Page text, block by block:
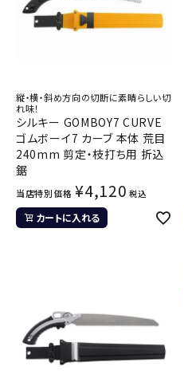
縦・横・斜め方向の切断に素晴らしい切
れ味！
シルキー GOMBOY7 CURVE
ゴムボーイ7 カーブ 本体 荒目
240mm 剪定・枝打ち用 折込
鋸
当店特別価格 ¥4,120 税込
カートに入れる